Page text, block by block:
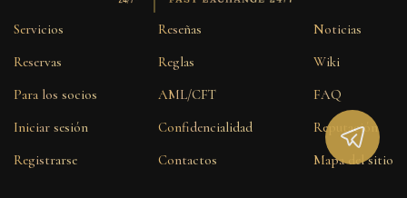
Servicios
Reservas
Para los socios
Iniciar sesión
Registrarse
Reseñas
Reglas
AML/CFT
Confidencialidad
Contactos
Noticias
Wiki
FAQ
Reputación
Mapa del sitio